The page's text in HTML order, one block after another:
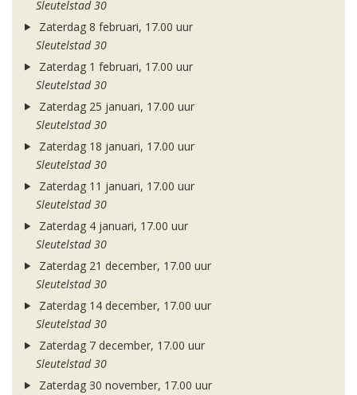
Sleutelstad 30
Zaterdag 8 februari, 17.00 uur
Sleutelstad 30
Zaterdag 1 februari, 17.00 uur
Sleutelstad 30
Zaterdag 25 januari, 17.00 uur
Sleutelstad 30
Zaterdag 18 januari, 17.00 uur
Sleutelstad 30
Zaterdag 11 januari, 17.00 uur
Sleutelstad 30
Zaterdag 4 januari, 17.00 uur
Sleutelstad 30
Zaterdag 21 december, 17.00 uur
Sleutelstad 30
Zaterdag 14 december, 17.00 uur
Sleutelstad 30
Zaterdag 7 december, 17.00 uur
Sleutelstad 30
Zaterdag 30 november, 17.00 uur